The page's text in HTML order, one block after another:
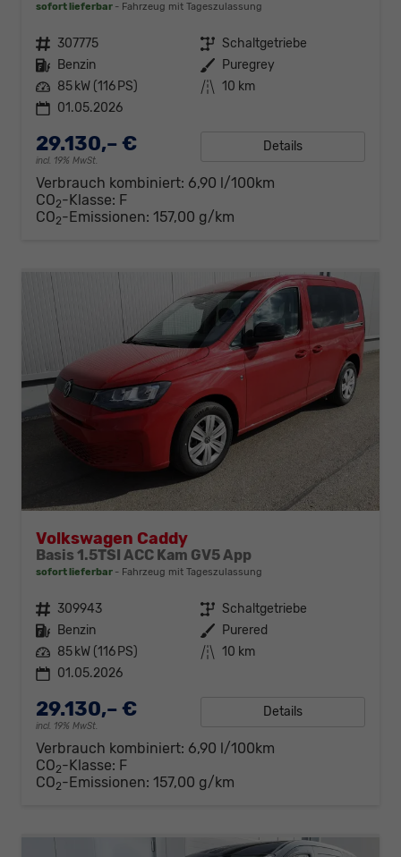
sofort lieferbar Fahrzeug mit Tageszulassung
Fahrzeugnr. 307775 Getriebe Schaltgetriebe
Kraftstoff Benzin Außenfarbe Puregrey
Leistung 85 kW (116 PS) Kilometerstand 10 km
01.05.2026
29.130,– €
incl. 19% MwSt.
Details
Verbrauch kombiniert: 6,90 l/100km
CO2-Klasse: F
CO2-Emissionen: 157,00 g/km
Volkswagen Caddy
Basis 1.5TSI ACC Kam GV5 App
sofort lieferbar Fahrzeug mit Tageszulassung
Fahrzeugnr. 309943 Getriebe Schaltgetriebe
Kraftstoff Benzin Außenfarbe Purered
Leistung 85 kW (116 PS) Kilometerstand 10 km
01.05.2026
29.130,– €
incl. 19% MwSt.
Details
Verbrauch kombiniert: 6,90 l/100km
CO2-Klasse: F
CO2-Emissionen: 157,00 g/km